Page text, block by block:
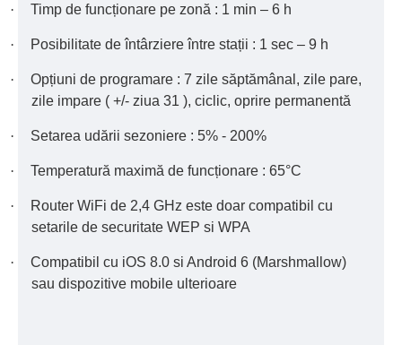
· Timp de funcționare pe zonă : 1 min – 6 h
· Posibilitate de întârziere între stații : 1 sec – 9 h
·
Opțiuni de programare : 7 zile săptămânal, zile pare,
zile impare ( +/- ziua 31 ), ciclic, oprire permanentă
· Setarea udării sezoniere : 5% - 200%
· Temperatură maximă de funcționare : 65°C
·
Router WiFi de 2,4 GHz este doar compatibil cu
setarile de securitate WEP si WPA
·
Compatibil cu iOS 8.0 si Android 6 (Marshmallow)
sau dispozitive mobile ulterioare